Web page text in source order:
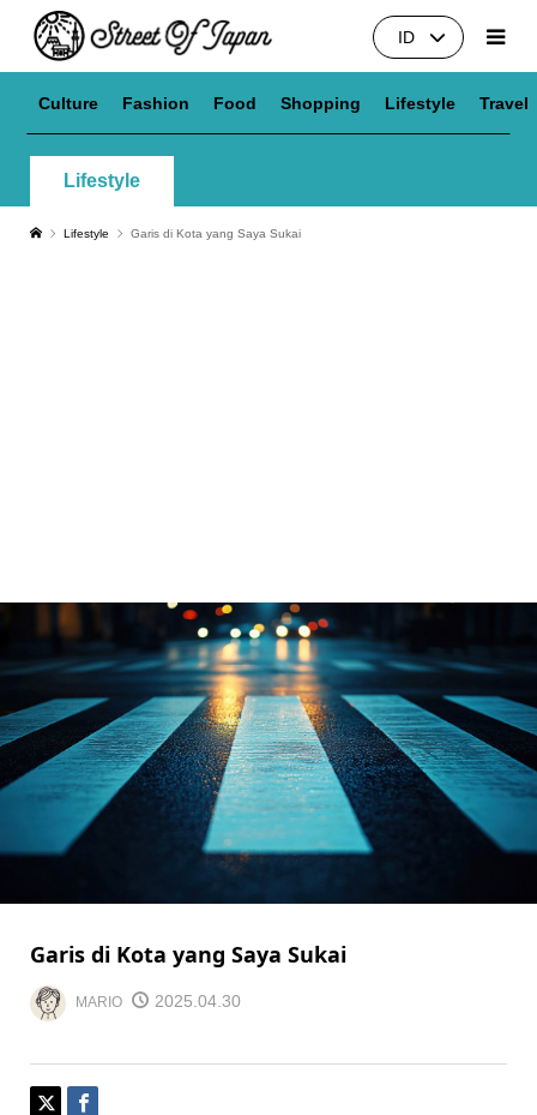
ID
Culture Fashion Food Shopping Lifestyle Travel
Lifestyle
Lifestyle Garis di Kota yang Saya Sukai
Garis di Kota yang Saya Sukai
MARIO 2025.04.30